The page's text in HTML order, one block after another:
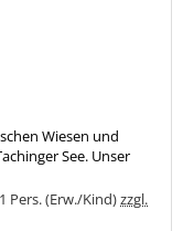
Wiesen und
See. Unser
Pers. (Erw./Kind)zzgl.